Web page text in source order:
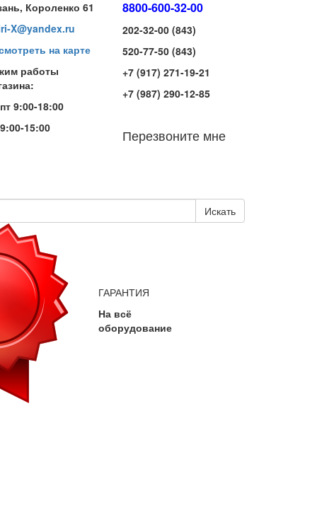
Короленко 61
X@yandex.ru
на карте
работы
9:00-18:00
15:00
8800-600-32-00
202-32-00 (843)
520-77-50 (843)
+7 (917) 271-19-21
+7 (987) 290-12-85
Перезвоните мне
Искать
ГАРАНТИЯ
На всё
оборудование